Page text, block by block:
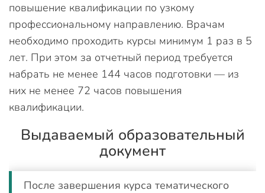
повышение квалификации по узкому
профессиональному направлению. Врачам
необходимо проходить курсы минимум 1 раз в 5
лет. При этом за отчетный период требуется
набрать не менее 144 часов подготовки — из
них не менее 72 часов повышения
квалификации.
Выдаваемый образовательный
документ
После завершения курса тематического